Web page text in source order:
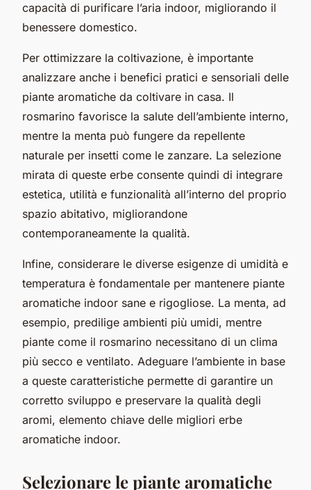
capacità di purificare l’aria indoor, migliorando il
benessere domestico.
Per ottimizzare la coltivazione, è importante
analizzare anche i benefici pratici e sensoriali delle
piante aromatiche da coltivare in casa. Il
rosmarino favorisce la salute dell’ambiente interno,
mentre la menta può fungere da repellente
naturale per insetti come le zanzare. La selezione
mirata di queste erbe consente quindi di integrare
estetica, utilità e funzionalità all’interno del proprio
spazio abitativo, migliorandone
contemporaneamente la qualità.
Infine, considerare le diverse esigenze di umidità e
temperatura è fondamentale per mantenere piante
aromatiche indoor sane e rigogliose. La menta, ad
esempio, predilige ambienti più umidi, mentre
piante come il rosmarino necessitano di un clima
più secco e ventilato. Adeguare l’ambiente in base
a queste caratteristiche permette di garantire un
corretto sviluppo e preservare la qualità degli
aromi, elemento chiave delle migliori erbe
aromatiche indoor.
Selezionare le piante aromatiche